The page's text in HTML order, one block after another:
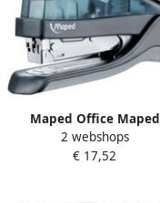
Maped Office Maped
Nietmachine Easy (Half
Strip)
2 webshops
€ 17,52